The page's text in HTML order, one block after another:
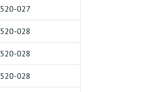
520-027
520-028
520-028
520-028